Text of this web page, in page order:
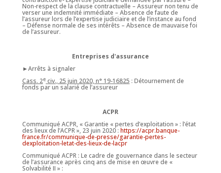
Non-respect de la clause contractuelle – Assureur non tenu de
verser une indemnité immédiate – Absence de faute de
l’assureur lors de l’expertise judiciaire et de l’instance au fond
– Défense normale de ses intérêts – Absence de mauvaise foi
de l’assureur.
Entreprises d'assurance
►Arrêts à signaler
Cass. 2eciv., 25 juin 2020, n° 19-16825 : Détournement de
fonds par un salarié de l’assureur
ACPR
Communiqué ACPR, « Garantie « pertes d’exploitation » : l’état
des lieux de l’ACPR », 23 juin 2020 : https://acpr.banque-
france.fr/communique-de-presse/garantie-pertes-
dexploitation-letat-des-lieux-de-lacpr
Communiqué ACPR : Le cadre de gouvernance dans le secteur
de l’assurance après cinq ans de mise en œuvre de «
Solvabilité II » :